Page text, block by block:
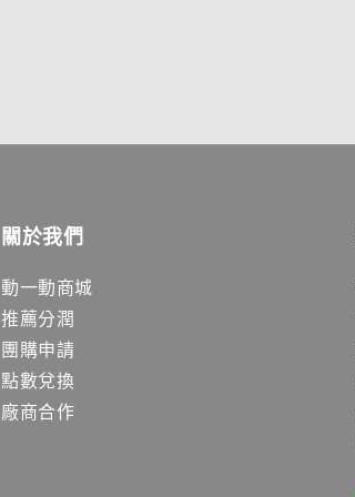
關於我們
動一動商城
推薦分潤
團購申請
點數兌換
廠商合作